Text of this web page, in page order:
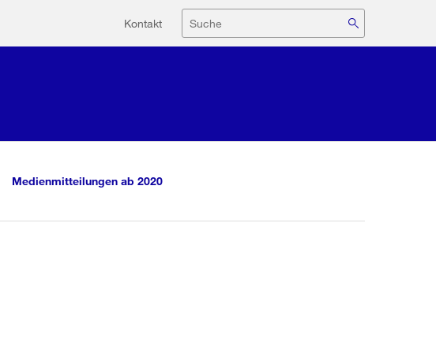
Hilfsnavigation
Kontakt Suche
Medienmitteilungen ab 2020